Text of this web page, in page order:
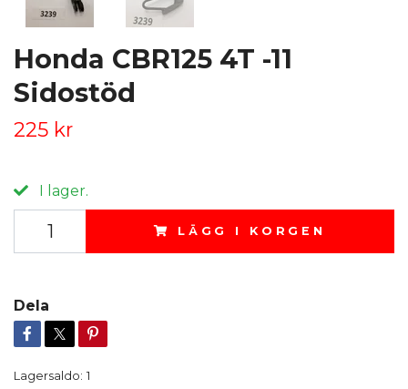
Honda CBR125 4T -11
Sidostöd
225 kr
I lager.
LÄGG I KORGEN
Dela
Lagersaldo: 1